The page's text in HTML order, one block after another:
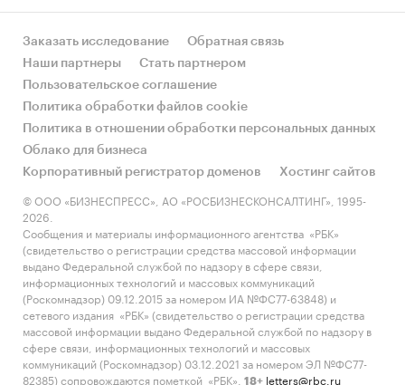
Заказать исследование
Обратная связь
Наши партнеры
Стать партнером
Пользовательское соглашение
Политика обработки файлов cookie
Политика в отношении обработки персональных данных
Облако для бизнеса
Корпоративный регистратор доменов
Хостинг сайтов
© ООО «БИЗНЕСПРЕСС», АО «РОСБИЗНЕСКОНСАЛТИНГ», 1995-
2026.
Сообщения и материалы информационного агентства «РБК»
(свидетельство о регистрации средства массовой информации
выдано Федеральной службой по надзору в сфере связи,
информационных технологий и массовых коммуникаций
(Роскомнадзор) 09.12.2015 за номером ИА №ФС77-63848) и
сетевого издания «РБК» (свидетельство о регистрации средства
массовой информации выдано Федеральной службой по надзору в
сфере связи, информационных технологий и массовых
коммуникаций (Роскомнадзор) 03.12.2021 за номером ЭЛ №ФС77-
82385) сопровождаются пометкой «РБК».
18+ letters@rbc.ru